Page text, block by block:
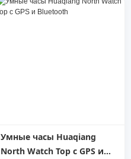
домофон, аудио
Умные часы Huaqiang
North Watch Top с GPS и